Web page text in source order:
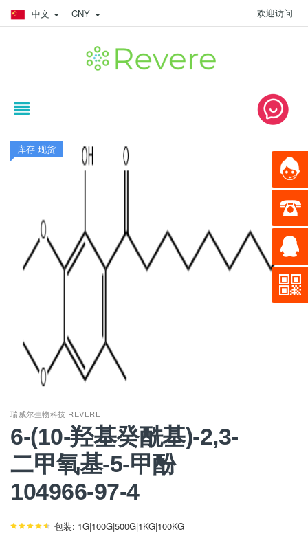
中文 CNY 欢迎访问
库存-现货
瑞威尔生物科技 REVERE
6-(10-羟基癸酰基)-2,3-
二甲氧基-5-甲酚
104966-97-4
包装: 1G|100G|500G|1KG|100KG